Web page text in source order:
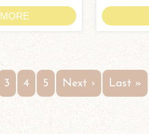
MORE
3 4 5 Next › Last »